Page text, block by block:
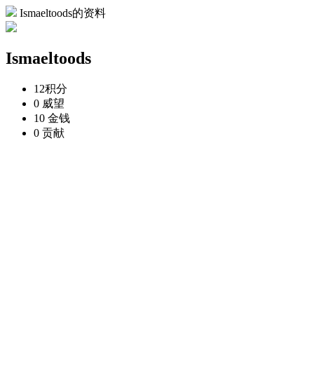
Ismaeltoods的资料
Ismaeltoods
12积分
0 威望
10 金钱
0 贡献